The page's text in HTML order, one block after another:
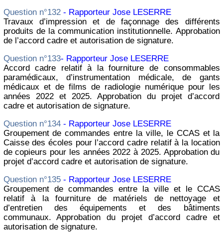
Question n°132- Rapporteur Jose LESERRE
Travaux d’impression et de façonnage des différents
produits de la communication institutionnelle. Approbation
de l’accord cadre et autorisation de signature.
Question n°133- Rapporteur Jose LESERRE
Accord cadre relatif à la fourniture de consommables
paramédicaux, d’instrumentation médicale, de gants
médicaux et de films de radiologie numérique pour les
années 2022 et 2025. Approbation du projet d’accord
cadre et autorisation de signature.
Question n°134- Rapporteur Jose LESERRE
Groupement de commandes entre la ville, le CCAS et la
Caisse des écoles pour l’accord cadre relatif à la location
de copieurs pour les années 2022 à 2025. Approbation du
projet d’accord cadre et autorisation de signature.
Question n°135- Rapporteur Jose LESERRE
Groupement de commandes entre la ville et le CCAS
relatif à la fourniture de matériels de nettoyage et
d’entretien des équipements et des bâtiments
communaux. Approbation du projet d’accord cadre et
autorisation de signature.